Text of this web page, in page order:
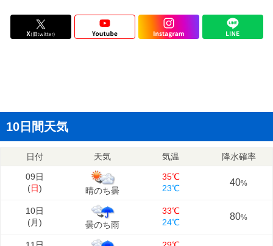
10日間天気
日付 天気 気温 降水確率
09日
(日) 晴のち曇
35℃
23℃
40%
10日
(月) 曇のち雨
33℃
24℃
80%